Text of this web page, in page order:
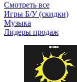
Смотреть все
Игры Б/У (скидки)
Музыка
Лидеры продаж